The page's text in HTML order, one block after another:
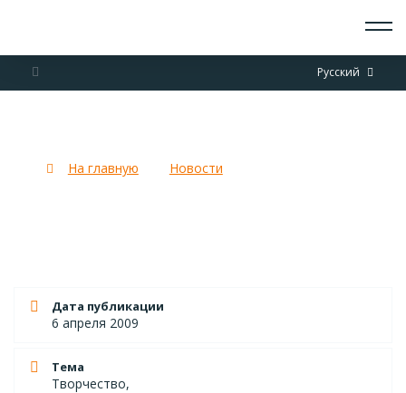
Русский
О СКАУТАХ
ДОКУМЕНТЫ
На главную Новости
Дата публикации
6 апреля 2009
Тема
Творчество,